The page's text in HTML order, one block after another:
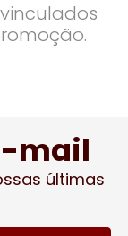
mail
últimas